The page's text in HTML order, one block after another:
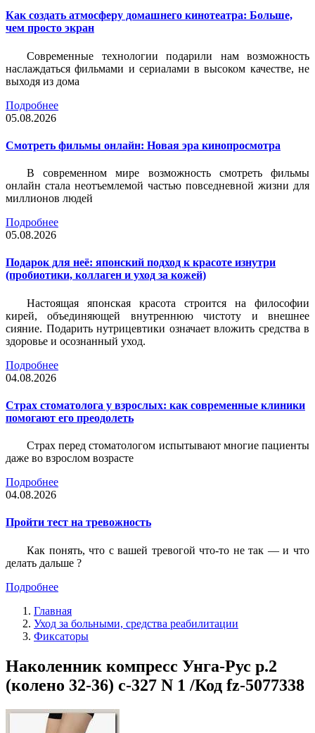
Как создать атмосферу домашнего кинотеатра: Больше,
чем просто экран
Современные технологии подарили нам возможность
наслаждаться фильмами и сериалами в высоком качестве, не
выходя из дома
Подробнее
05.08.2026
Смотреть фильмы онлайн: Новая эра кинопросмотра
В современном мире возможность смотреть фильмы
онлайн стала неотъемлемой частью повседневной жизни для
миллионов людей
Подробнее
05.08.2026
Подарок для неё: японский подход к красоте изнутри
(пробиотики, коллаген и уход за кожей)
Настоящая японская красота строится на философии
кирей, объединяющей внутреннюю чистоту и внешнее
сияние. Подарить нутрицевтики означает вложить средства в
здоровье и осознанный уход.
Подробнее
04.08.2026
Страх стоматолога у взрослых: как современные клиники
помогают его преодолеть
Страх перед стоматологом испытывают многие пациенты
даже во взрослом возрасте
Подробнее
04.08.2026
Пройти тест на тревожность
Как понять, что с вашей тревогой что-то не так — и что
делать дальше ?
Подробнее
Главная
Уход за больными, средства реабилитации
Фиксаторы
Наколенник компресс Унга-Рус р.2
(колено 32-36) с-327 N 1 /Код fz-5077338